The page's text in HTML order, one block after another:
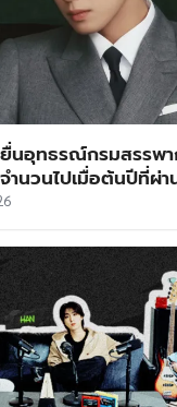
ยื่นอุทธรณ์กรมสรรพ
นวนไปเมื่อต้นปีที่ผ่า